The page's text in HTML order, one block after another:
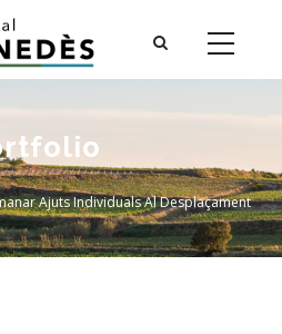
Ajuts Individuals Al Desplaçament